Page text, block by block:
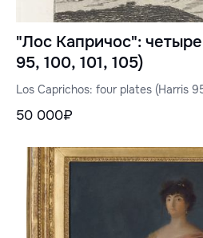
"Лос Капричос":
95, 100, 101, 105)
Los Caprichos: four plates (Harris
50 000₽